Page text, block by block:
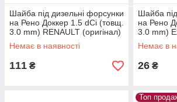
Шайба під дизельні форсунки
на Рено Доккер 1.5 dCi (товщ.
3.0 mm) RENAULT (оригінал)
166267685R
Немає в наявності
111 ₴
Шайба
на Рено
3.0 mm)
Немає в
26 ₴
Топ